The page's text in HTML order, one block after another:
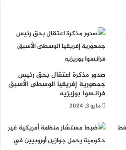
صدور مذكرة اعتقال بحق رئيس
جمهورية إفريقيا الوسطى الأسبق
فرانسوا بوزيزيه
مايو 3, 2024